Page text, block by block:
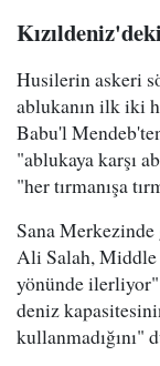
Husilerin askeri
ablukanın ilk iki
Babu'l
"ablukaya karşı
"her tırmanışa
Sana Merkezinde
Ali Salah, Middle
yönünde
deniz
kullanmadığını"